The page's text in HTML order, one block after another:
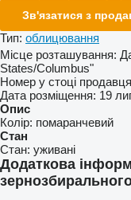
Зв'язатися з
Тип: облицювання
Місце розташування:
States/Columbus"
Номер у стоці
Дата розміщення: 19
Опис
Колір: помаранчевий
Стан
Стан: уживані
Додаткова